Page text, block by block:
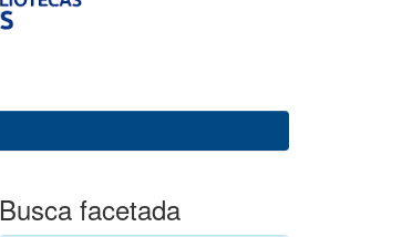
Busca facetada